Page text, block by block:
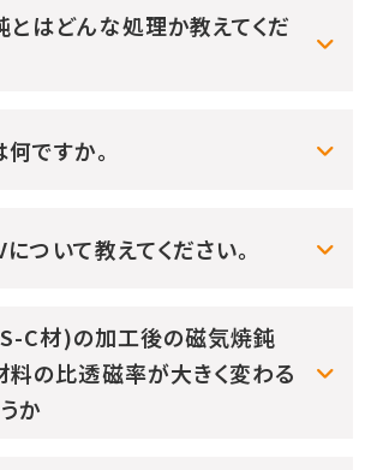
とはどんな処理か教えてくだ
ですか。
ついて教えてください。
C材)の加工後の磁気焼鈍
料の比透磁率が大きく変わる
か